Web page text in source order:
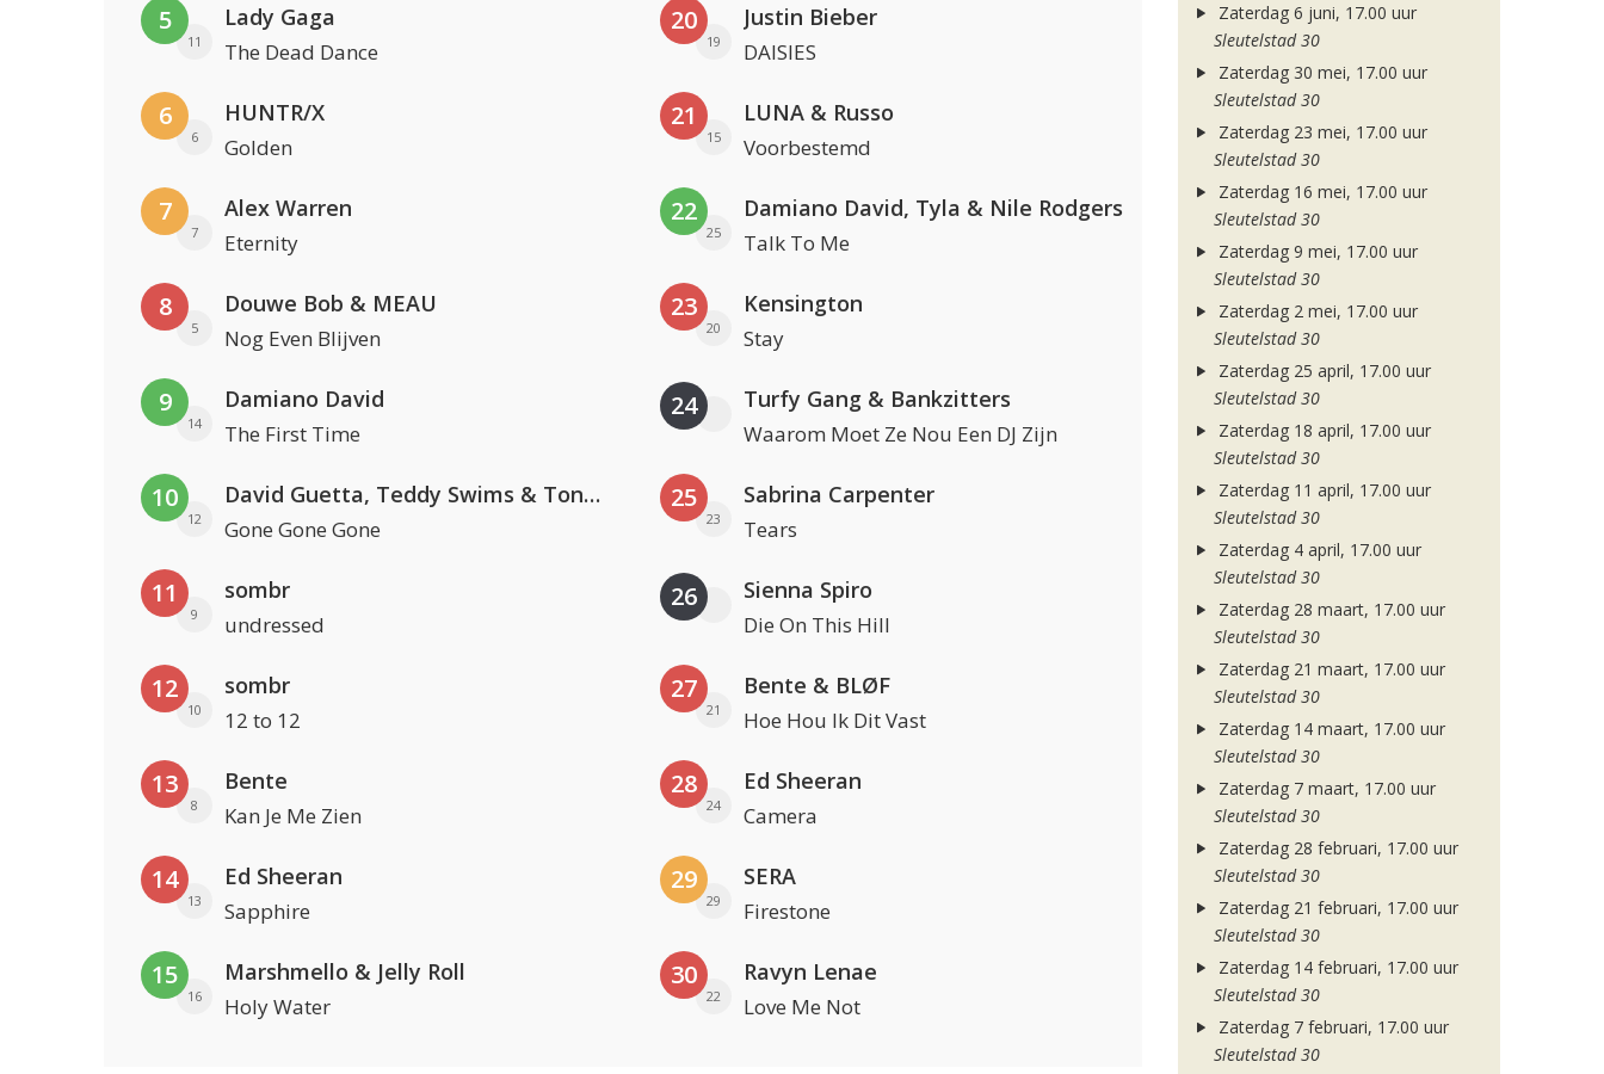
5
11
Lady Gaga
The Dead Dance
6
6
HUNTR/X
Golden
7
7
Alex Warren
Eternity
8
5
Douwe Bob & MEAU
Nog Even Blijven
9
14
Damiano David
The First Time
10
12
David Guetta, Teddy Swims & Tones And I
Gone Gone Gone
11
9
sombr
undressed
12
10
sombr
12 to 12
13
8
Bente
Kan Je Me Zien
14
13
Ed Sheeran
Sapphire
15
16
Marshmello & Jelly Roll
Holy Water
20
19
Justin Bieber
DAISIES
21
15
LUNA & Russo
Voorbestemd
22
25
Damiano David, Tyla & Nile Rodgers
Talk To Me
23
20
Kensington
Stay
24 Turfy Gang & Bankzitters
Waarom Moet Ze Nou Een DJ Zijn
25
23
Sabrina Carpenter
Tears
26 Sienna Spiro
Die On This Hill
27
21
Bente & BLØF
Hoe Hou Ik Dit Vast
28
24
Ed Sheeran
Camera
29
29
SERA
Firestone
30
22
Ravyn Lenae
Love Me Not
Zaterdag 6 juni, 17.00 uur
Sleutelstad 30
Zaterdag 30 mei, 17.00 uur
Sleutelstad 30
Zaterdag 23 mei, 17.00 uur
Sleutelstad 30
Zaterdag 16 mei, 17.00 uur
Sleutelstad 30
Zaterdag 9 mei, 17.00 uur
Sleutelstad 30
Zaterdag 2 mei, 17.00 uur
Sleutelstad 30
Zaterdag 25 april, 17.00 uur
Sleutelstad 30
Zaterdag 18 april, 17.00 uur
Sleutelstad 30
Zaterdag 11 april, 17.00 uur
Sleutelstad 30
Zaterdag 4 april, 17.00 uur
Sleutelstad 30
Zaterdag 28 maart, 17.00 uur
Sleutelstad 30
Zaterdag 21 maart, 17.00 uur
Sleutelstad 30
Zaterdag 14 maart, 17.00 uur
Sleutelstad 30
Zaterdag 7 maart, 17.00 uur
Sleutelstad 30
Zaterdag 28 februari, 17.00 uur
Sleutelstad 30
Zaterdag 21 februari, 17.00 uur
Sleutelstad 30
Zaterdag 14 februari, 17.00 uur
Sleutelstad 30
Zaterdag 7 februari, 17.00 uur
Sleutelstad 30